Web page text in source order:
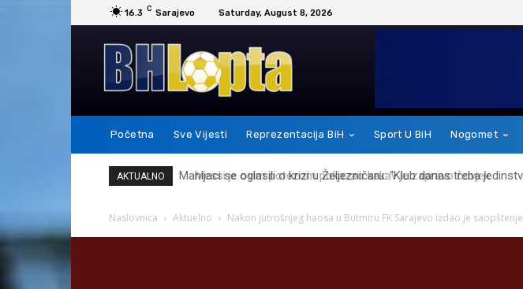
16.3 C Sarajevo Saturday, August 8, 2026
Početna Sve Vijesti Reprezentacija BiH Sport U BiH Nogomet
AKTUALNO Messi je ovim potezom pokazao kakav je zapravo čovjek
Naslovnica Aktuelno Nakon jutrošnjeg haosa u Butmiru FK Sarajevo izdao je saopštenje